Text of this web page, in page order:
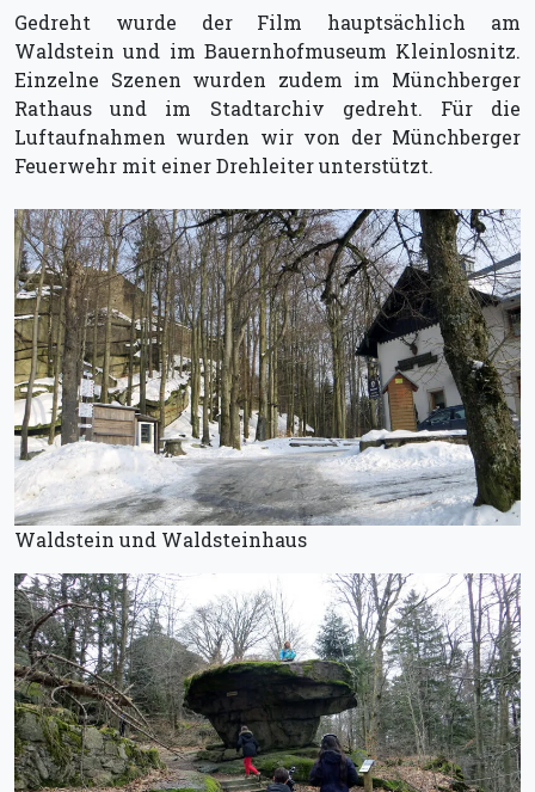
Gedreht wurde der Film hauptsächlich am
Waldstein und im Bauernhofmuseum Kleinlosnitz.
Einzelne Szenen wurden zudem im Münchberger
Rathaus und im Stadtarchiv gedreht. Für die
Luftaufnahmen wurden wir von der Münchberger
Feuerwehr mit einer Drehleiter unterstützt.
Waldstein und Waldsteinhaus